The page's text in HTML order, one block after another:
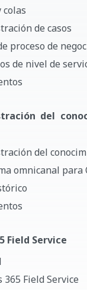
colas
de casos
proceso de
de nivel de
del
del
omnicanal para
Field Service
Field Service